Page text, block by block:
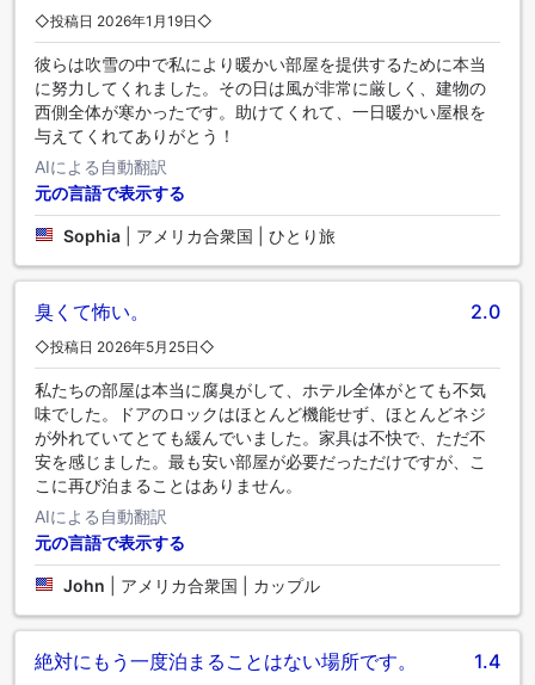
◇投稿日 2026年1月19日◇
彼らは吹雪の中で私により暖かい部屋を提供するために本当
に努力してくれました。その日は風が非常に厳しく、建物の
西側全体が寒かったです。助けてくれて、一日暖かい屋根を
与えてくれてありがとう！
AIによる自動翻訳
元の言語で表示する
Sophia アメリカ合衆国 | ひとり旅
臭くて怖い。 2.0
◇投稿日 2026年5月25日◇
私たちの部屋は本当に腐臭がして、ホテル全体がとても不気
味でした。ドアのロックはほとんど機能せず、ほとんどネジ
が外れていてとても緩んでいました。家具は不快で、ただ不
安を感じました。最も安い部屋が必要だっただけですが、こ
こに再び泊まることはありません。
AIによる自動翻訳
元の言語で表示する
John アメリカ合衆国 | カップル
絶対にもう一度泊まることはない場所です。 1.4